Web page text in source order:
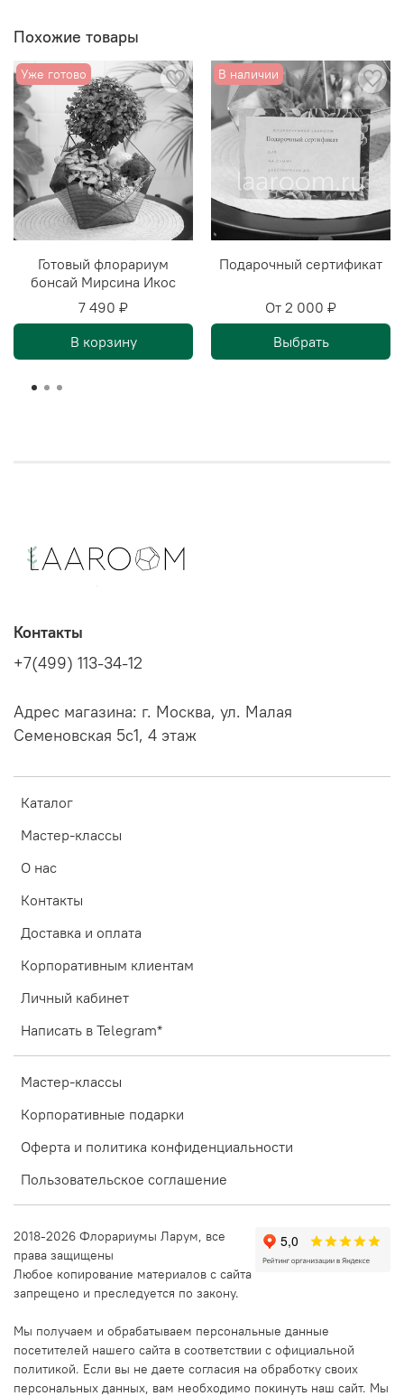
Похожие товары
Уже готово
Готовый флорариум
бонсай Мирсина Икос
7 490 ₽
В корзину
В наличии
Подарочный сертификат
От 2 000 ₽
Выбрать
Каталог
Мастер-классы
О нас
Контакты
Доставка и оплата
Корпоративным клиентам
Личный кабинет
Написать в Telegram*
Мастер-классы
Корпоративные подарки
Оферта и политика конфиденциальности
Пользовательское соглашение
Контакты
+7(499) 113-34-12
Адрес магазина: г. Москва, ул. Малая
Семеновская 5с1, 4 этаж
2018-2026 Флорариумы Ларум, все
права защищены
Любое копирование материалов с сайта
запрещено и преследуется по закону.
Мы получаем и обрабатываем персональные данные
посетителей нашего сайта в соответствии с официальной
политикой. Если вы не даете согласия на обработку своих
персональных данных, вам необходимо покинуть наш сайт. Мы